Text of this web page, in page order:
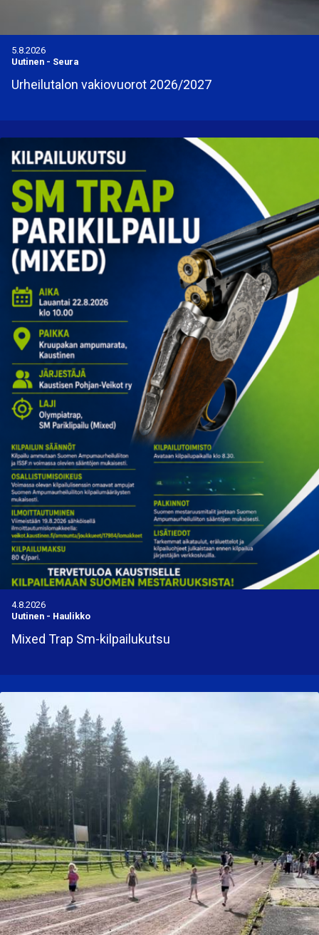
5.8.2026
Uutinen - Seura
Urheilutalon vakiovuorot 2026/2027
4.8.2026
Uutinen - Haulikko
Mixed Trap Sm-kilpailukutsu